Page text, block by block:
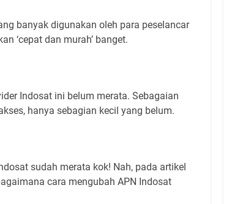
banyak digunakan oleh para peselancar
‘cepat dan murah’ banget.
Indosat ini belum merata. Sebagaian
hanya sebagian kecil yang belum.
sudah merata kok! Nah, pada artikel
cara mengubah APN Indosat